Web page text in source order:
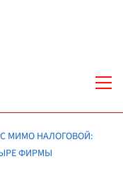
МИМО НАЛОГОВОЙ:
ФИРМЫ